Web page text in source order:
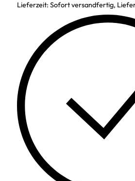
Lieferzeit: Sofort versandfertig,